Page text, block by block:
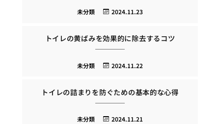
2024.11.23
未分類
トイレの黄ばみを効果的に除去するコツ
2024.11.22
未分類
トイレの詰まりを防ぐための基本的な心得
2024.11.21
未分類